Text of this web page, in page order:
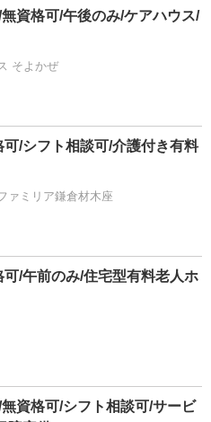
資格可/午後のみ/ケアハウス/
そよかぜ
可/シフト相談可/介護付き有料
ァミリア鎌倉材木座
可/午前のみ/住宅型有料老人ホ
資格可/シフト相談可/サービ